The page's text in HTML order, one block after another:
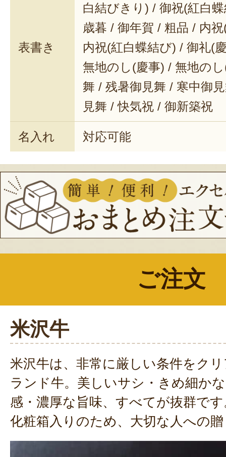
表書き
白結びきり) / 御祝(紅白
歳暮 / 御年賀 / 粗品 / 内
内祝(紅白蝶結び) / 御礼(
無地のし(慶事) / 無地の
舞 / 残暑御見舞 / 寒中御
見舞 / 快気祝 / 御新築祝
名入れ 対応可能
ご注文
米沢牛
米沢牛は、非常に厳しい条件をク
ランド牛。美しいサシ・きめ細か
感・濃厚な旨味、すべてが抜群で
化粧箱入りのため、大切な人への